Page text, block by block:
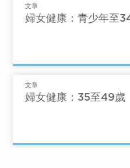
保持健康的體重
每天進行至少30
每天有至少7-8個
戒煙
限制每天飲用最
[ounces] 的5％
睡眠習慣的改變
防跌
假如健康情況出
增加患者患上腦血管疾
網膜病變，腎病和神經
高血壓
高血壓
壓長時間維持在較高水
問題，包括中風、冠
建議您主動諮詢醫生，
採取預防措施。你可以
健康檢查等方面與醫生
接種肺炎球菌疫苗
性傳染病（STD
文章
婦女健康：青少年至
文章
婦女健康：35至49歲